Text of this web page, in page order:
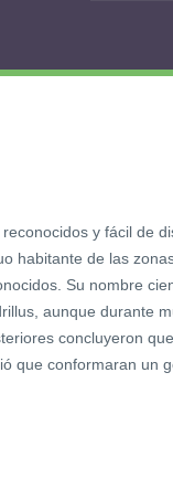
y fácil de
habitante de las
Su nombre
aunque durante
concluyeron
que conformaran un